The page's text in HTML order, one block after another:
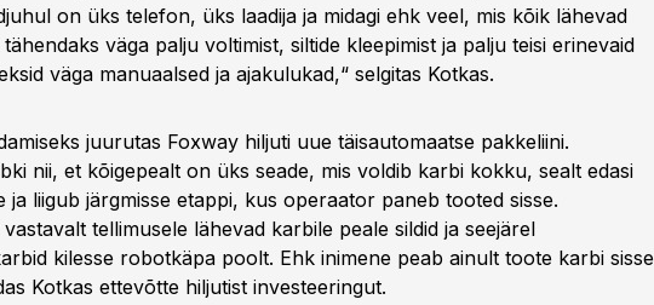
on üks telefon, üks laadija ja midagi ehk veel, mis kõik lähevad
väga palju voltimist, siltide kleepimist ja palju teisi erinevaid
väga manuaalsed ja ajakulukad,“ selgitas Kotkas.
juurutas Foxway hiljuti uue täisautomaatse pakkeliini.
nii, et kõigepealt on üks seade, mis voldib karbi kokku, sealt edasi
ja liigub järgmisse etappi, kus operaator paneb tooted sisse.
tellimusele lähevad karbile peale sildid ja seejärel
kilesse robotkäpa poolt. Ehk inimene peab ainult toote karbi sisse
Kotkas ettevõtte hiljutist investeeringut.